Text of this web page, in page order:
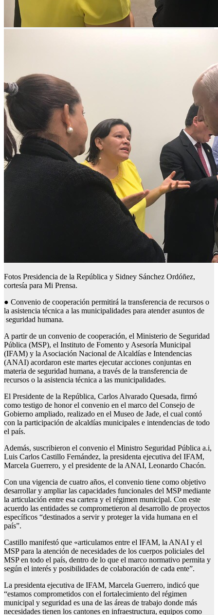
Fotos Presidencia de la República y Sidney Sánchez Ordóñez,
cortesía para Mi Prensa.
● Convenio de cooperación permitirá la transferencia de recursos o
la asistencia técnica a las municipalidades para atender asuntos de
seguridad humana.
A partir de un convenio de cooperación, el Ministerio de Seguridad
Pública (MSP), el Instituto de Fomento y Asesoría Municipal
(IFAM) y la Asociación Nacional de Alcaldías e Intendencias
(ANAI) acordaron este martes ejecutar acciones conjuntas en
materia de seguridad humana, a través de la transferencia de
recursos o la asistencia técnica a las municipalidades.
El Presidente de la República, Carlos Alvarado Quesada, firmó
como testigo de honor el convenio en el marco del Consejo de
Gobierno ampliado, realizado en el Museo de Jade, el cual contó
con la participación de alcaldías municipales e intendencias de todo
el país.
Además, suscribieron el convenio el Ministro Seguridad Pública a.i,
Luis Carlos Castillo Fernández, la presidenta ejecutiva del IFAM,
Marcela Guerrero, y el presidente de la ANAI, Leonardo Chacón.
Con una vigencia de cuatro años, el convenio tiene como objetivo
desarrollar y ampliar las capacidades funcionales del MSP mediante
la articulación entre esa cartera y el régimen municipal. Con este
acuerdo las entidades se comprometieron al desarrollo de proyectos
específicos “destinados a servir y proteger la vida humana en el
país”.
Castillo manifestó que «articulamos entre el IFAM, la ANAI y el
MSP para la atención de necesidades de los cuerpos policiales del
MSP en todo el país, dentro de lo que el marco normativo permita y
según el interés y posibilidades de colaboración de cada ente”.
La presidenta ejecutiva de IFAM, Marcela Guerrero, indicó que
“estamos comprometidos con el fortalecimiento del régimen
municipal y seguridad es una de las áreas de trabajo donde más
necesidades tienen los cantones en infraestructura, equipos como